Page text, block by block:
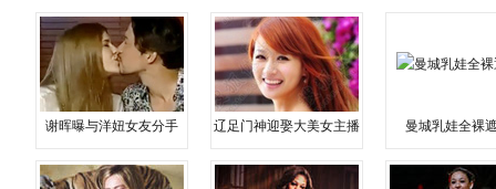
谢晖曝与洋妞女友分手 辽足门神迎娶大美女主播 曼城乳娃全裸